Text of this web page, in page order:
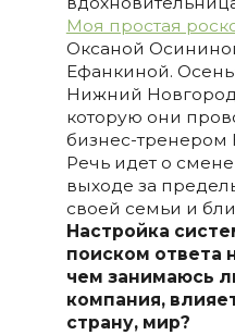
Моя простая
Оксаной
Ефанкиной.
Нижний Новгород
которую они
бизнес-тренером
Речь идет о
выходе за
своей семьи и
Настройка
поиском ответа
чем занимаюсь
компания,
страну, мир?